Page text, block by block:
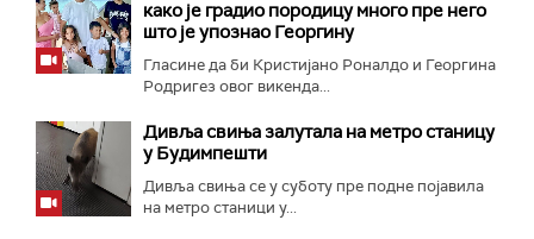
како је градио породицу много пре него
што је упознао Георгину
Гласине да би Кристијано Роналдо и Георгина
Родригез овог викенда...
Дивља свиња залутала на метро станицу
у Будимпешти
Дивља свиња се у суботу пре подне појавила
на метро станици у...